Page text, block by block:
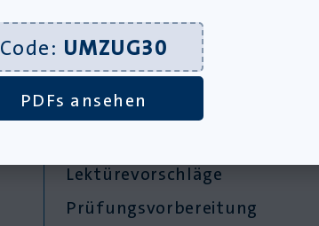
Entdecken
Neuigkeiten
Lektürevorschläge
Prüfungsvorbereitung
Code: UMZUG30
PDFs ansehen